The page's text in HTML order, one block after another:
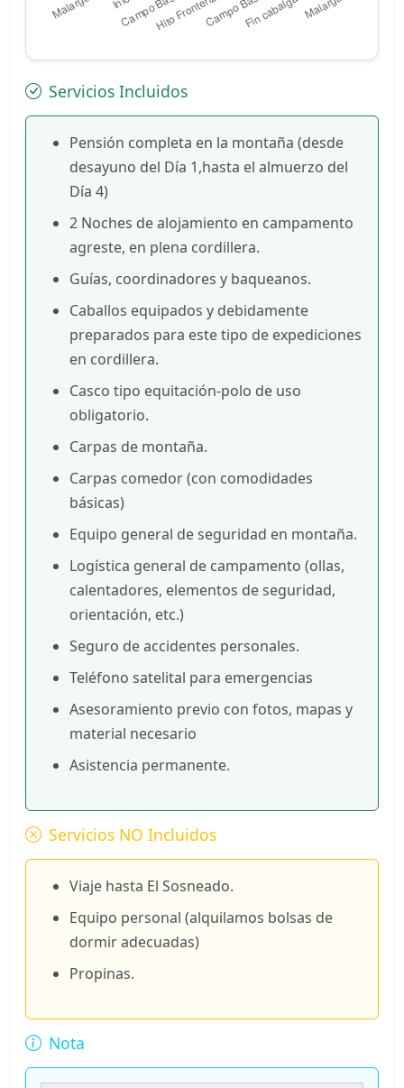
Servicios Incluidos
Pensión completa en la montaña (desde
desayuno del Día 1,hasta el almuerzo del
Día 4)
2 Noches de alojamiento en campamento
agreste, en plena cordillera.
Guías, coordinadores y baqueanos.
Caballos equipados y debidamente
preparados para este tipo de expediciones
en cordillera.
Casco tipo equitación-polo de uso
obligatorio.
Carpas de montaña.
Carpas comedor (con comodidades
básicas)
Equipo general de seguridad en montaña.
Logística general de campamento (ollas,
calentadores, elementos de seguridad,
orientación, etc.)
Seguro de accidentes personales.
Teléfono satelital para emergencias
Asesoramiento previo con fotos, mapas y
material necesario
Asistencia permanente.
Servicios NO Incluidos
Viaje hasta El Sosneado.
Equipo personal (alquilamos bolsas de
dormir adecuadas)
Propinas.
Nota